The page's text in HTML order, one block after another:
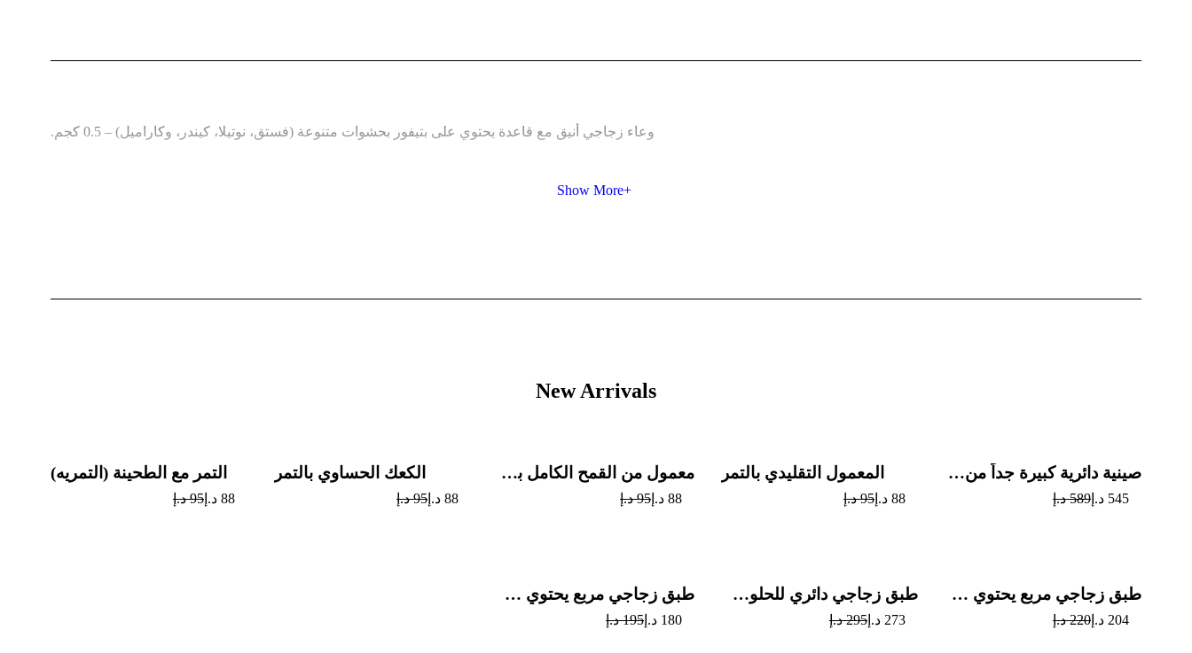
وعاء زجاجي أنيق مع قاعدة يحتوي على بتيفور بحشوات متنوعة (فستق، نوتيلا، كيندر، وكاراميل) – 0.5 كجم.
Show More
New Arrivals
صينية دائرية كبيرة جداً من الشوكولاتة والرهش
589 د.إ 545 د.إ
المعمول التقليدي بالتمر
95 د.إ 88 د.إ
معمول من القمح الكامل بدون سكر
95 د.إ 88 د.إ
الكعك الحساوي بالتمر
95 د.إ 88 د.إ
التمر مع الطحينة (التمريه)
95 د.إ 88 د.إ
طبق زجاجي مربع يحتوي على تشكيلة من الشوكولاتة
220 د.إ 204 د.إ
طبق زجاجي دائري للحلوى مع الشوكولاتة
295 د.إ 273 د.إ
طبق زجاجي مربع يحتوي على الرهش
195 د.إ 180 د.إ